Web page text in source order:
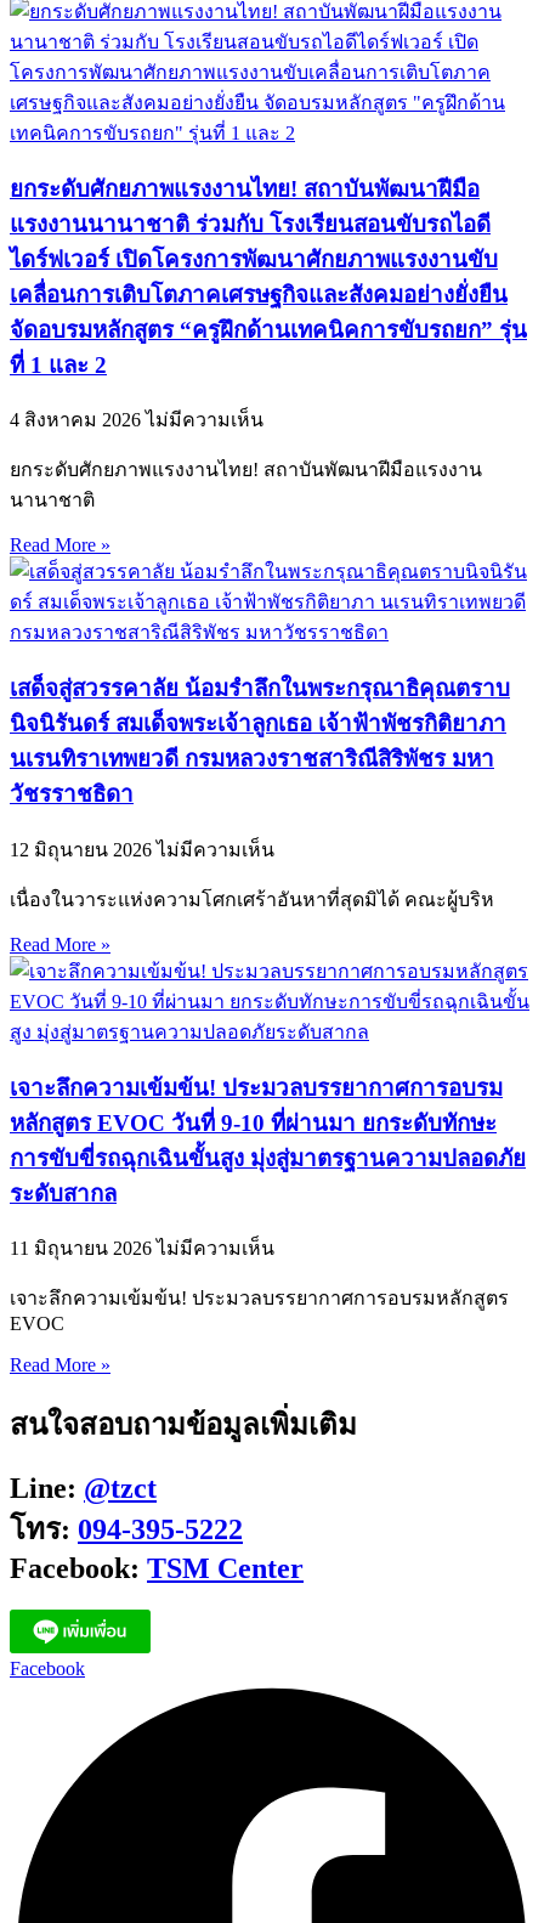
ยกระดับศักยภาพแรงงานไทย! สถาบันพัฒนาฝีมือ
แรงงานนานาชาติ ร่วมกับ โรงเรียนสอนขับรถไอดี
ไดร์ฟเวอร์ เปิดโครงการพัฒนาศักยภาพแรงงานขับ
เคลื่อนการเติบโตภาคเศรษฐกิจและสังคมอย่างยั่งยืน
จัดอบรมหลักสูตร “ครูฝึกด้านเทคนิคการขับรถยก” รุ่น
ที่ 1 และ 2
4 สิงหาคม 2026ไม่มีความเห็น
ยกระดับศักยภาพแรงงานไทย! สถาบันพัฒนาฝีมือแรงงาน
นานาชาติ
Read More »
เสด็จสู่สวรรคาลัย น้อมรำลึกในพระกรุณาธิคุณตราบ
นิจนิรันดร์ สมเด็จพระเจ้าลูกเธอ เจ้าฟ้าพัชรกิติยาภา
นเรนทิราเทพยวดี กรมหลวงราชสาริณีสิริพัชร มหา
วัชรราชธิดา
12 มิถุนายน 2026ไม่มีความเห็น
เนื่องในวาระแห่งความโศกเศร้าอันหาที่สุดมิได้ คณะผู้บริห
Read More »
เจาะลึกความเข้มข้น! ประมวลบรรยากาศการอบรม
หลักสูตร EVOC วันที่ 9-10 ที่ผ่านมา ยกระดับทักษะ
การขับขี่รถฉุกเฉินขั้นสูง มุ่งสู่มาตรฐานความปลอดภัย
ระดับสากล
11 มิถุนายน 2026ไม่มีความเห็น
เจาะลึกความเข้มข้น! ประมวลบรรยากาศการอบรมหลักสูตร
EVOC
Read More »
สนใจสอบถามข้อมูลเพิ่มเติม
Line: @tzct
โทร: 094-395-5222
Facebook: TSM Center
Facebook